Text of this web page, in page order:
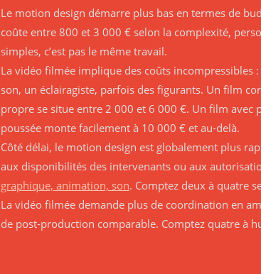
Le motion design démarre plus bas en termes de
coûte entre 800 et 3 000 € selon la complexité,
simples, c’est pas le même travail.
La vidéo filmée implique des coûts
son, un éclairagiste, parfois des figurants. Un film
propre se situe entre 2 000 et 6 000 €. Un film
poussée monte facilement à 10 000 € et au-delà.
Côté délai, le motion design est globalement plus
aux disponibilités des intervenants ou aux
graphique, animation, son. Comptez deux à quatre
La vidéo filmée demande plus de coordination en
de post-production comparable. Comptez quatre à